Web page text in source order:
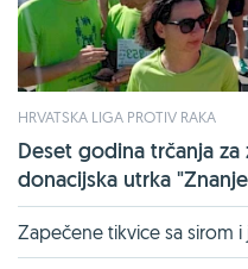
HRVATSKA LIGA PROTIV RAKA
Deset godina trčanja za
donacijska utrka
Zapečene tikvice sa sirom i